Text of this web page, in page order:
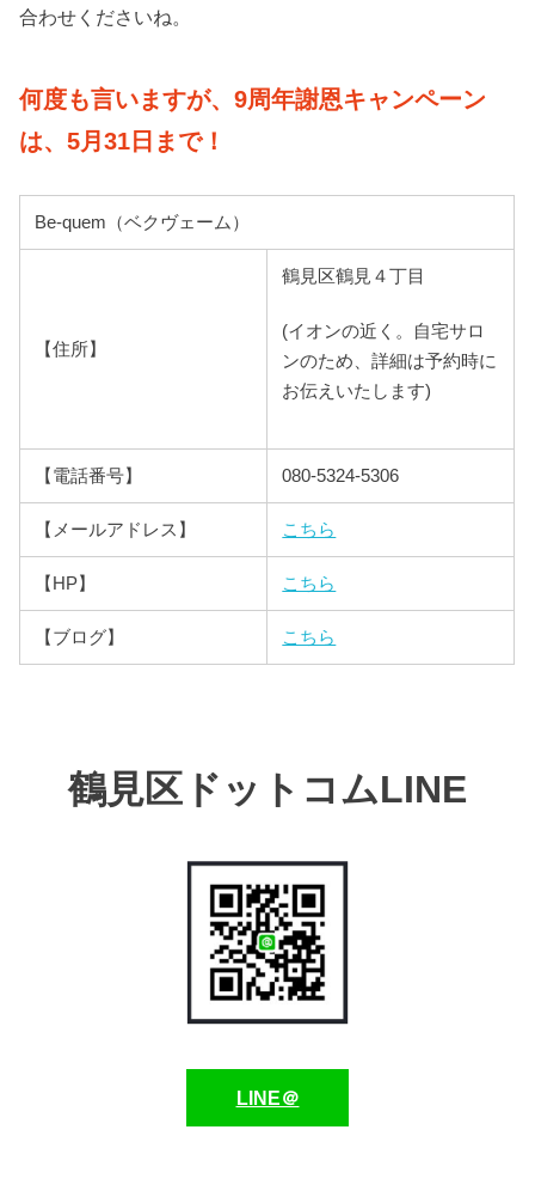
合わせくださいね。
何度も言いますが、9周年謝恩キャンペーン
は、5月31日まで！
Be-quem（ベクヴェーム）
【住所】
鶴見区鶴見４丁目
(イオンの近く。自宅サロ
ンのため、詳細は予約時に
お伝えいたします)
【電話番号】 080-5324-5306
【メールアドレス】 こちら
【HP】 こちら
【ブログ】 こちら
鶴見区ドットコムLINE
LINE＠